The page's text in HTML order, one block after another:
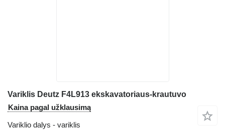
Variklis Deutz F4L913 ekskavatoriaus-krautuvo
Kaina pagal užklausimą
Variklio dalys - variklis